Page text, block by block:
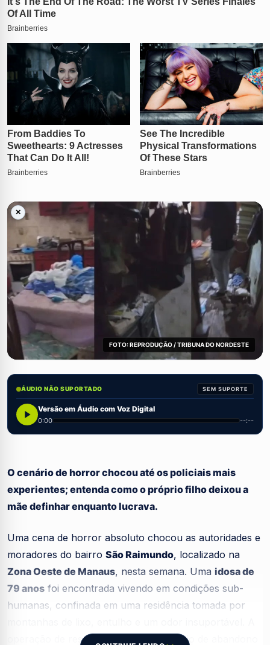
✕
FOTO: REPRODUÇÃO / TRIBUNA DO NORDESTE
ÁUDIO NÃO SUPORTADO SEM SUPORTE
Versão em Áudio com Voz Digital
0:00 --:--
O cenário de horror chocou até os policiais mais
experientes; entenda como o próprio filho deixou a
mãe definhar enquanto lucrava.
Uma cena de horror absoluto chocou as autoridades e
moradores do bairro São Raimundo, localizado na
Zona Oeste de Manaus, nesta semana. Uma idosa de
79 anos foi encontrada vivendo em condições sub-
humanas, confinada em uma residência tomada por
operação de resgate revelou um cenário de abandono